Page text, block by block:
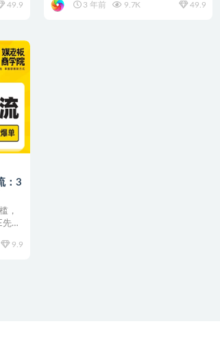
49.9
3 年前
9.7K 49.9
：3
，
导
9.9